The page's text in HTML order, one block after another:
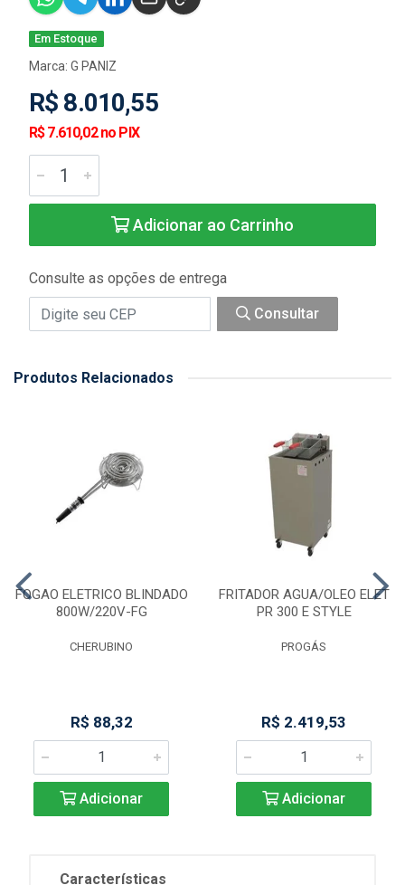
Em Estoque
Marca: G PANIZ
R$ 8.010,55
R$ 7.610,02 no PIX
Adicionar ao Carrinho
Consulte as opções de entrega
Consultar
Produtos Relacionados
FOGAO ELETRICO BLINDADO
800W/220V-FG
CHERUBINO
R$ 88,32
Adicionar
FRITADOR AGUA/OLEO ELET
PR 300 E STYLE
PROGÁS
R$ 2.419,53
Adicionar
Características